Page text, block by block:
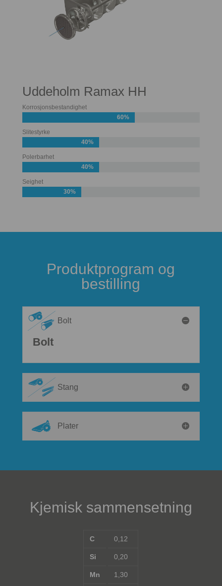
Uddeholm Ramax HH
Korrosjonsbestandighet
60%
Slitestyrke
40%
Polerbarhet
40%
Seighet
30%
Produktprogram og
bestilling
Bolt
Bolt
Stang
Plater
Kjemisk sammensetning
C
Si
Mn
0,12
0,20
1,30